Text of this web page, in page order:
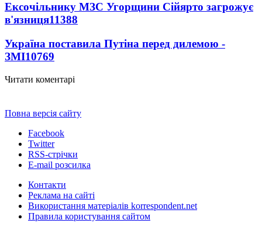
Ексочільнику МЗС Угорщини Сійярто загрожує
в'язниця11388
Україна поставила Путіна перед дилемою -
ЗМІ10769
Читати коментарі
Повна версія сайту
Facebook
Twitter
RSS-стрічки
E-mail розсилка
Контакти
Реклама на сайті
Використання матеріалів korrespondent.net
Правила користування сайтом